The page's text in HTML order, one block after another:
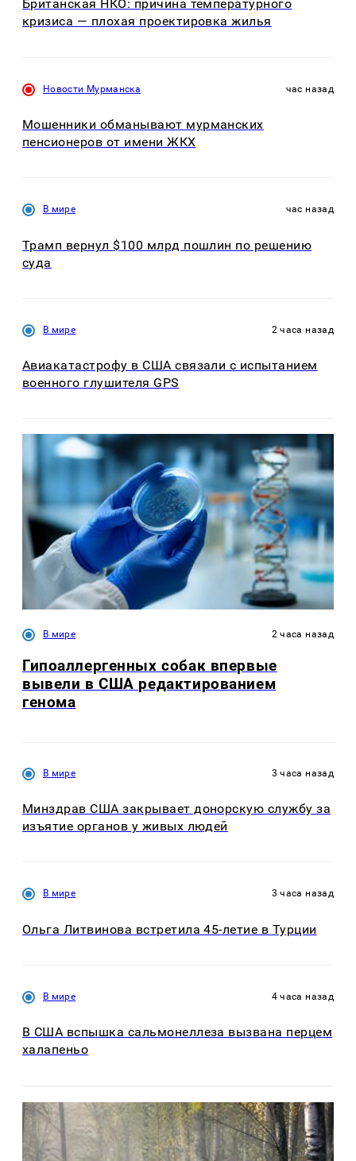
Британская НКО: причина температурного
кризиса — плохая проектировка жилья
Новости Мурманска час назад
Мошенники обманывают мурманских
пенсионеров от имени ЖКХ
В мире час назад
Трамп вернул $100 млрд пошлин по решению
суда
В мире 2 часа назад
Авиакатастрофу в США связали с испытанием
военного глушителя GPS
В мире 2 часа назад
Гипоаллергенных собак впервые
вывели в США редактированием
генома
В мире 3 часа назад
Минздрав США закрывает донорскую службу за
изъятие органов у живых людей
В мире 3 часа назад
Ольга Литвинова встретила 45-летие в Турции
В мире 4 часа назад
В США вспышка сальмонеллеза вызвана перцем
халапеньо